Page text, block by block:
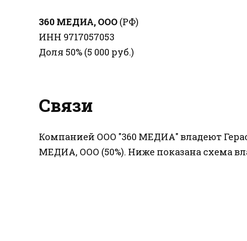
360 МЕДИА, ООО (РФ)
ИНН 9717057053
Доля 50% (5 000 руб.)
Связи
Компанией ООО "360 МЕДИА" владеют
МЕДИА, ООО (50%). Ниже показана схема